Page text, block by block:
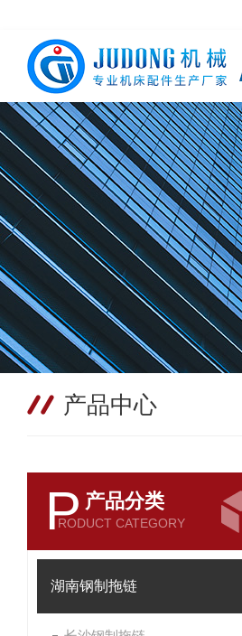
产品中心
P 产品分类
RODUCT CATEGORY
湖南钢制拖链